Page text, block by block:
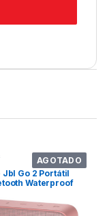
AGOTADO
Jbl Go 2 Portátil
Waterproof